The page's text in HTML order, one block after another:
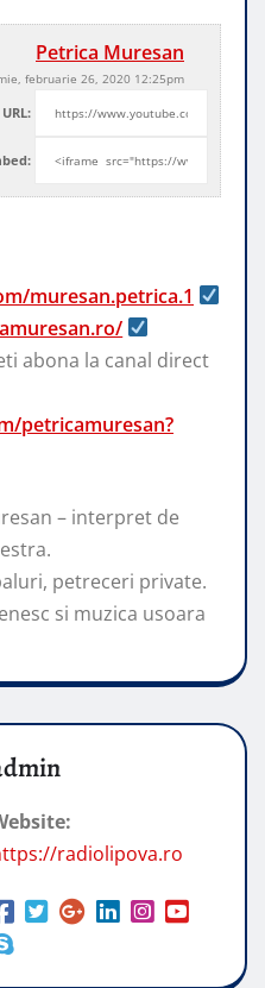
Petrica Muresan
februarie 26, 2020 12:25pm
URL:
muresan.petrica.1
abona la canal direct
petricamuresan?
– interpret de
petreceri private.
si muzica usoara
radiolipova.ro